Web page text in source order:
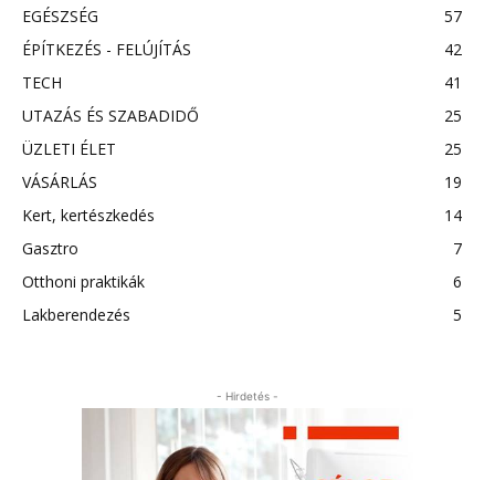
EGÉSZSÉG
57
ÉPÍTKEZÉS - FELÚJÍTÁS
42
TECH
41
UTAZÁS ÉS SZABADIDŐ
25
ÜZLETI ÉLET
25
VÁSÁRLÁS
19
Kert, kertészkedés
14
Gasztro
7
Otthoni praktikák
6
Lakberendezés
5
- Hirdetés -